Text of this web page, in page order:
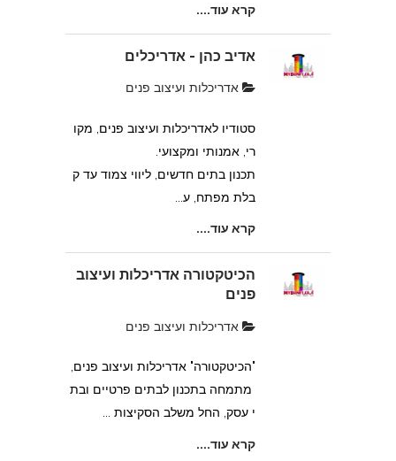
קרא עוד....
אדיב כהן - אדריכלים
אדריכלות ועיצוב פנים
סטודיו לאדריכלות ועיצוב פנים, מקו
רי, אמנותי ומקצועי.
תכנון בתים חדשים, ליווי צמוד עד ק
בלת מפתח, ע...
קרא עוד....
הכיטקטורה אדריכלות ועיצוב
פנים
אדריכלות ועיצוב פנים
"הכיטקטורה" אדריכלות ועיצוב פנים,
מתמחה בתכנון לבתים פרטיים ובת
י עסק, החל משלב הסקיצות ...
קרא עוד....